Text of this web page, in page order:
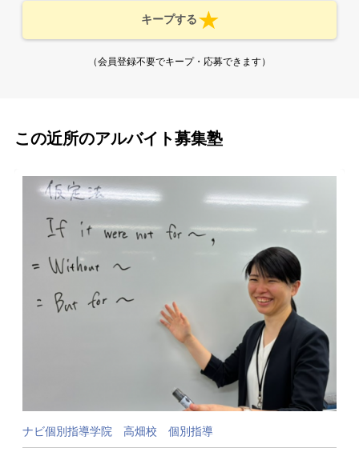
キープする
（会員登録不要でキープ・応募できます）
この近所のアルバイト募集塾
ナビ個別指導学院 高畑校 個別指導